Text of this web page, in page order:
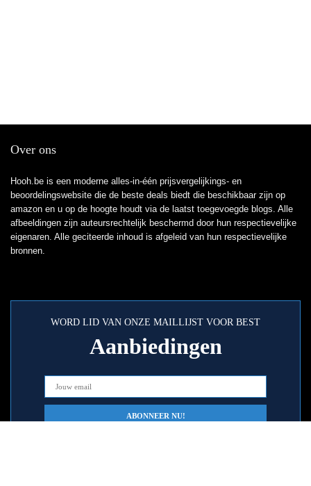
Over ons
Hooh.be is een moderne alles-in-één prijsvergelijkings- en
beoordelingswebsite die de beste deals biedt die beschikbaar zijn op
amazon en u op de hoogte houdt via de laatst toegevoegde blogs. Alle
afbeeldingen zijn auteursrechtelijk beschermd door hun respectievelijke
eigenaren. Alle geciteerde inhoud is afgeleid van hun respectievelijke
bronnen.
WORD LID VAN ONZE MAILLIJST VOOR BEST
Aanbiedingen